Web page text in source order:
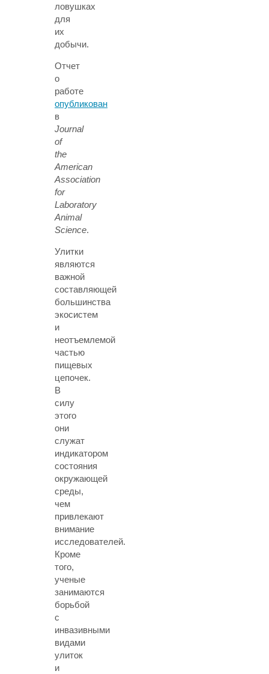
ловушках
для
их
добычи.
Отчет
о
работе
опубликован
в
Journal
of
the
American
Association
for
Laboratory
Animal
Science.
Улитки
являются
важной
составляющей
большинства
экосистем
и
неотъемлемой
частью
пищевых
цепочек.
В
силу
этого
они
служат
индикатором
состояния
окружающей
среды,
чем
привлекают
внимание
исследователей.
Кроме
того,
ученые
занимаются
борьбой
с
инвазивными
видами
улиток
и